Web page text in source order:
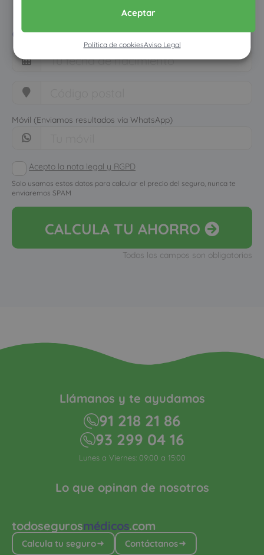
Aceptar
Política de cookiesAviso Legal
Pon tus datos y descubre
cuánto dinero ahorrarías
Móvil (Enviamos resultados vía WhatsApp)
Acepto la nota legal y RGPD
Solo usamos estos datos para calcular el precio del seguro, nunca te
enviaremos SPAM
CALCULA TU AHORRO
Todos los campos son obligatorios
todosegurosmédicos.com
Calcula tu seguro Contáctanos
Lo que opinan de nosotros
Llámanos y te ayudamos
91 218 21 86
93 299 04 16
Lunes a Viernes: 09:00 a 15:00